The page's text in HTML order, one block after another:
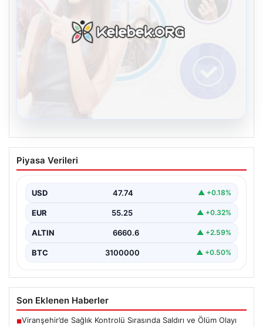
Kelebek sohbet platformu İle Çevrim içi
İletişimin Seviyeli Adresi Ve Chat
Dijital ortamında insanların güvenli bir tarzda bağlantı
Halen…
Piyasa Verileri
USD 47.74 ▲ +0.18%
EUR 55.25 ▲ +0.32%
ALTIN 6660.6 ▲ +2.59%
BTC 3100000 ▲ +0.50%
Son Eklenen Haberler
■Viranşehir’de Sağlık Kontrolü Sırasında Saldırı ve Ölüm Olayı